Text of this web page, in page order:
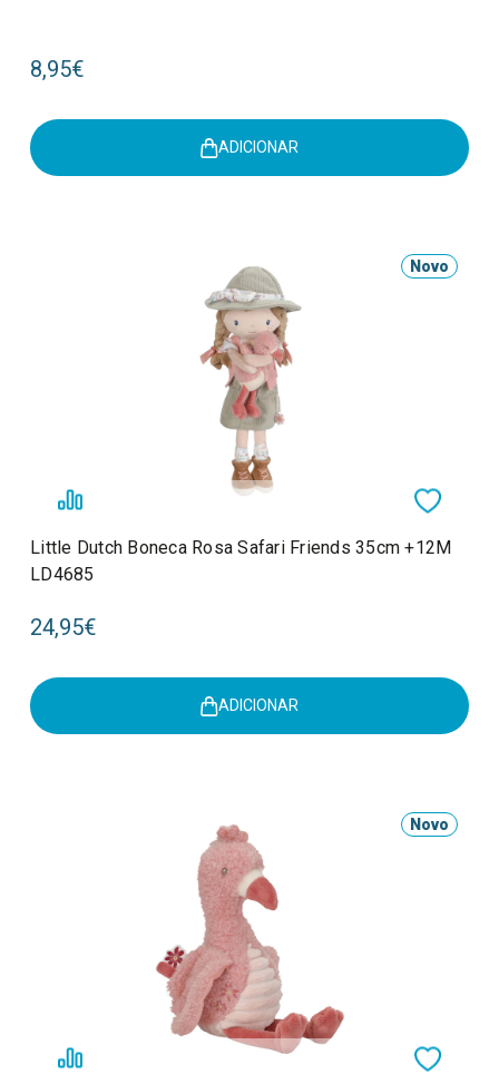
8,95€
ADICIONAR
Novo
Little Dutch Boneca Rosa Safari Friends 35cm +12M
LD4685
24,95€
ADICIONAR
Novo